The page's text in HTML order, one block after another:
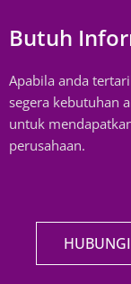
Butuh
Apabila anda
segera kebutuhan
untuk
perusahaan.